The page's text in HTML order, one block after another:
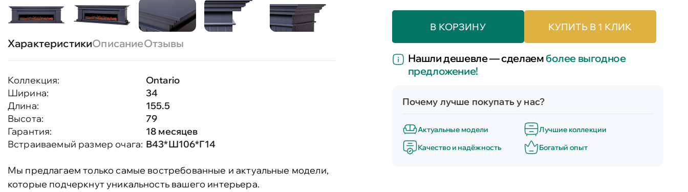
ХарактеристикиОписаниеОтзывы
Коллекция:
Ontario
Ширина:
34
Длина:
155.5
Высота:
79
Гарантия:
18 месяцев
Встраиваемый размер очага: В43*Ш106*Г14
Мы предлагаем только самые востребованные и актуальные модели,
которые подчеркнут уникальность вашего интерьера.
В КОРЗИНУ КУПИТЬ В 1 КЛИК
Нашли дешевле — сделаемболее выгодное
предложение!
Почему лучше покупать у нас?
Актуальные модели
Лучшие коллекции
Качество и надёжность
Богатый опыт